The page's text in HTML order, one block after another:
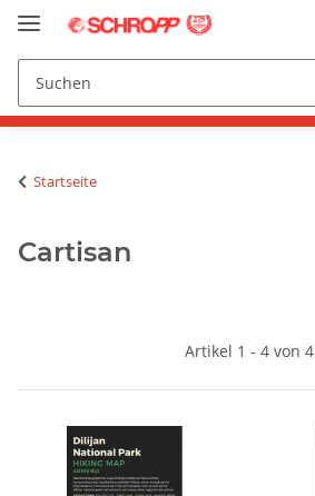
Startseite
Cartisan
Artikel 1 - 4 von 4